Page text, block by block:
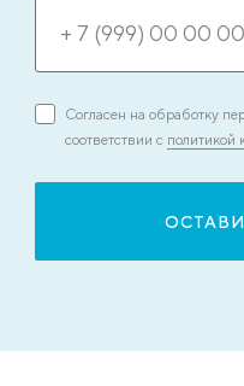
Согласен на обработку
соответствии с политикой